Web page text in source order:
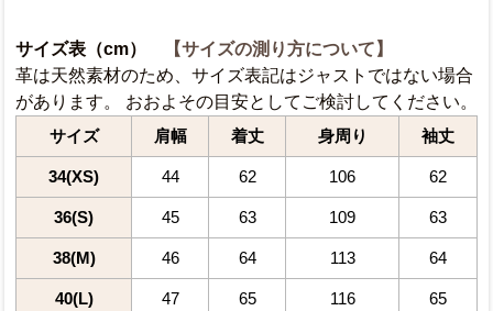
サイズ表（cm）
【サイズの測り方について】
革は天然素材のため、サイズ表記はジャストではない場合
があります。 おおよその目安としてご検討してください。
サイズ 肩幅 着丈 身周り 袖丈
34(XS) 44 62 106 62
36(S) 45 63 109 63
38(M) 46 64 113 64
40(L) 47 65 116 65